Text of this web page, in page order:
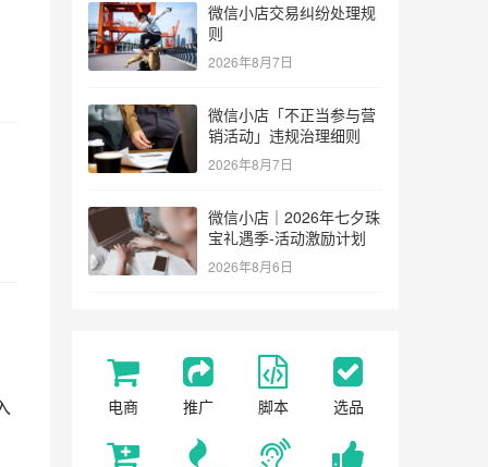
微信小店交易纠纷处理规
则
2026年8月7日
微信小店「不正当参与营
销活动」违规治理细则
2026年8月7日
微信小店｜2026年七夕珠
宝礼遇季-活动激励计划
2026年8月6日
电商 推广 脚本 选品